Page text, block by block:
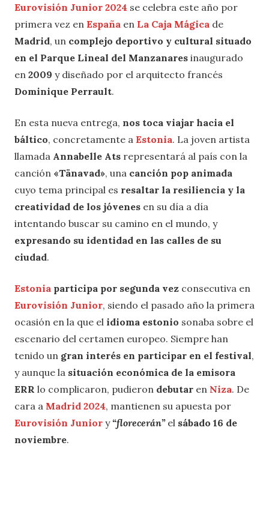
Eurovisión Junior 2024 se celebra este año por
primera vez en España en La Caja Mágica de
Madrid, un complejo deportivo y cultural situado
en el Parque Lineal del Manzanares inaugurado
en 2009 y diseñado por el arquitecto francés
Dominique Perrault.
En esta nueva entrega, nos toca viajar hacia el
báltico, concretamente a Estonia. La joven artista
llamada Annabelle Ats representará al país con la
canción «Tänavad», una canción pop animada
cuyo tema principal es resaltar la resiliencia y la
creatividad de los jóvenes en su día a día
intentando buscar su camino en el mundo, y
expresando su identidad en las calles de su
ciudad.
Estonia participa por segunda vez consecutiva en
Eurovisión Junior, siendo el pasado año la primera
ocasión en la que el idioma estonio sonaba sobre el
escenario del certamen europeo. Siempre han
tenido un gran interés en participar en el festival,
y aunque la situación económica de la emisora
ERR lo complicaron, pudieron debutar en Niza. De
cara a Madrid 2024, mantienen su apuesta por
Eurovisión Junior y“florecerán” el sábado 16 de
noviembre.